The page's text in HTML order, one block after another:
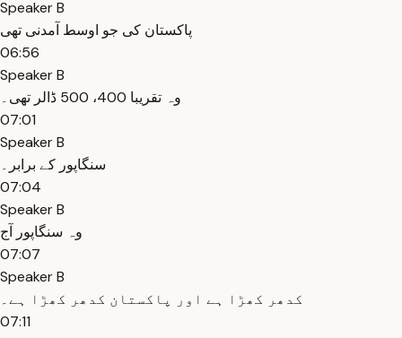
Speaker B
پاکستان کی جو اوسط آمدنی تھی
06:56
Speaker B
وہ تقریبا 400، 500 ڈالر تھی۔
07:01
Speaker B
سنگاپور کے برابر۔
07:04
Speaker B
وہ سنگاپور آج
07:07
Speaker B
کدھر کھڑا ہے اور پاکستان کدھر کھڑا ہے۔
07:11